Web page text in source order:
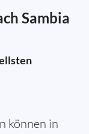
Sambia
können in